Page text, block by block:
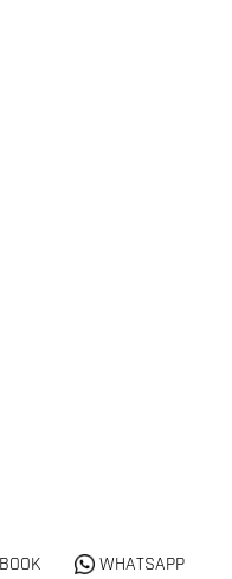
WHATSAPP